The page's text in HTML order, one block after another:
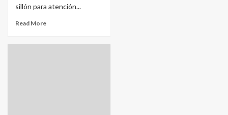
sillón para atención...
Read More